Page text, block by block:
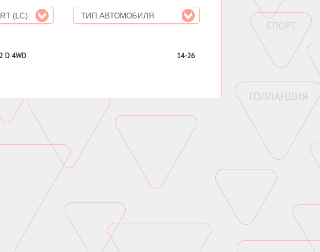
(LC) ТИП АВТОМОБИЛЯ
14-26
D 4WD